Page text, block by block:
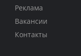
Реклама
Вакансии
Контакты